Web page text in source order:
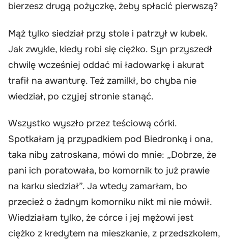
bierzesz drugą pożyczkę, żeby spłacić pierwszą?
Mąż tylko siedział przy stole i patrzył w kubek.
Jak zwykle, kiedy robi się ciężko. Syn przyszedł
chwilę wcześniej oddać mi ładowarkę i akurat
trafił na awanturę. Też zamilkł, bo chyba nie
wiedział, po czyjej stronie stanąć.
Wszystko wyszło przez teściową córki.
Spotkałam ją przypadkiem pod Biedronką i ona,
taka niby zatroskana, mówi do mnie: „Dobrze, że
pani ich poratowała, bo komornik to już prawie
na karku siedział”. Ja wtedy zamarłam, bo
przecież o żadnym komorniku nikt mi nie mówił.
Wiedziałam tylko, że córce i jej mężowi jest
ciężko z kredytem na mieszkanie, z przedszkolem,